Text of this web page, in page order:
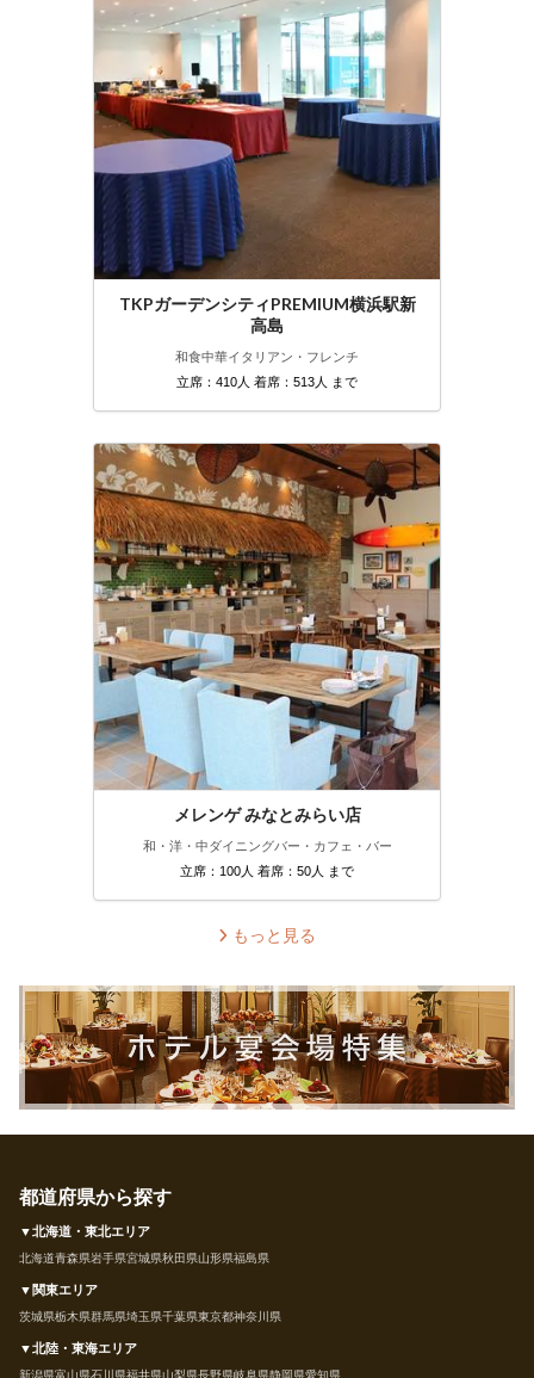
TKPガーデンシティPREMIUM横浜駅新
高島
和食中華イタリアン・フレンチ
立席：410人 着席：513人 まで
メレンゲ みなとみらい店
和・洋・中ダイニングバー・カフェ・バー
立席：100人 着席：50人 まで
もっと見る
都道府県から探す
▼北海道・東北エリア
北海道青森県岩手県宮城県秋田県山形県福島県
▼関東エリア
茨城県栃木県群馬県埼玉県千葉県東京都神奈川県
▼北陸・東海エリア
新潟県富山県石川県福井県山梨県長野県岐阜県静岡県愛知県